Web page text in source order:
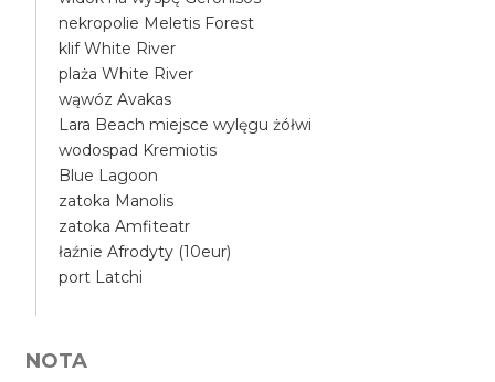
nekropolie Meletis Forest
klif White River
plaża White River
wąwóz Avakas
Lara Beach miejsce wylęgu żółwi
wodospad Kremiotis
Blue Lagoon
zatoka Manolis
zatoka Amfiteatr
łaźnie Afrodyty (10eur)
port Latchi
NOTA